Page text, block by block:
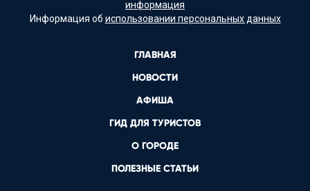
информация
Информация об использовании персональных данных
ГЛАВНАЯ
НОВОСТИ
АФИША
ГИД ДЛЯ ТУРИСТОВ
О ГОРОДЕ
ПОЛЕЗНЫЕ СТАТЬИ